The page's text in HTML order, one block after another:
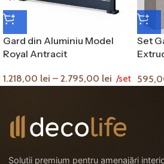
Gard din Aluminiu Model
Royal Antracit
1.218,00 lei – 2.795,00 lei /set
Set
Soluții premium pentru amenajări